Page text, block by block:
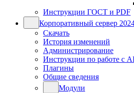
Инструкции ГОСТ и PDF
Корпоративный сервер
Скачать
История изменений
Администрирование
Инструкции по работе с
Плагины
Общие сведения
Модули